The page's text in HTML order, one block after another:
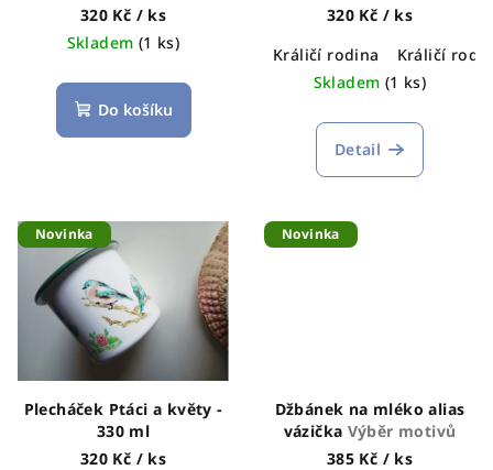
320 Kč / ks
Skladem (1 ks)
Do košíku
320 Kč / ks
Králičí rodina
Králičí
Skladem (1 ks)
Detail
Novinka
Plecháček Ptáci a květy -
330 ml
320 Kč / ks
Novinka
Džbánek na mléko alias
vázička Výběr motivů
385 Kč / ks